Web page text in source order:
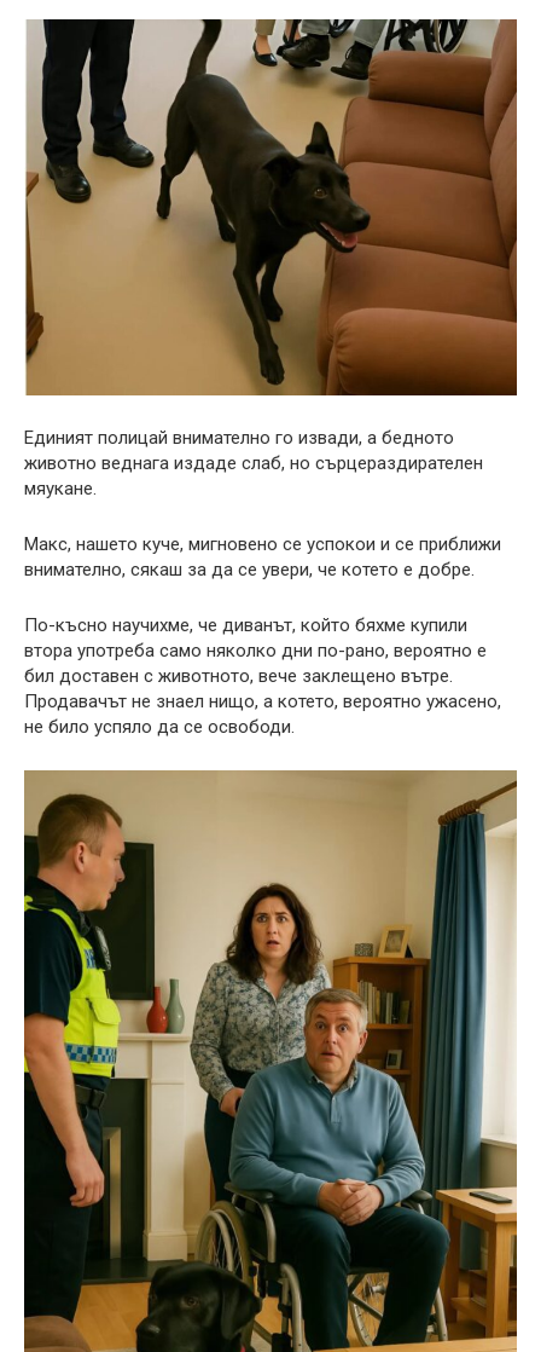
Единият полицай внимателно го извади, а бедното
животно веднага издаде слаб, но сърцераздирателен
мяукане.
Макс, нашето куче, мигновено се успокои и се приближи
внимателно, сякаш за да се увери, че котето е добре.
По-късно научихме, че диванът, който бяхме купили
втора употреба само няколко дни по-рано, вероятно е
бил доставен с животното, вече заклещено вътре.
Продавачът не знаел нищо, а котето, вероятно ужасено,
не било успяло да се освободи.